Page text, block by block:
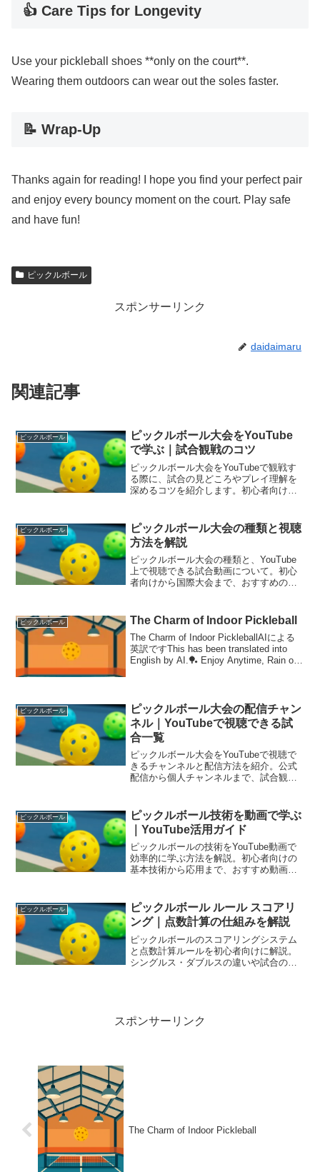
👍 Care Tips for Longevity
Use your pickleball shoes **only on the court**.
Wearing them outdoors can wear out the soles faster.
📝 Wrap-Up
Thanks again for reading! I hope you find your perfect pair
and enjoy every bouncy moment on the court. Play safe
and have fun!
ピックルボール
スポンサーリンク
daidaimaru
関連記事
ピックルボール
ピックルボール大会をYouTube
で学ぶ｜試合観戦のコツ
ピックルボール大会をYouTubeで観戦す
る際に、試合の見どころやプレイ理解を
深めるコツを紹介します。初心者向けの
ピックルボール
ピックルボール大会の種類と視聴
方法を解説
ピックルボール大会の種類と、YouTube
上で視聴できる試合動画について。初心
者向けから国際大会まで、おすすめの動
ピックルボール The Charm of Indoor Pickleball
The Charm of Indoor PickleballAIによる
英訳ですThis has been translated into
English by AI.🏓 Enjoy Anytime, Rain or
ピックルボール
ピックルボール大会の配信チャン
ネル｜YouTubeで視聴できる試
合一覧
ピックルボール大会をYouTubeで視聴で
きるチャンネルと配信方法を紹介。公式
配信から個人チャンネルまで、試合観戦
ピックルボール
ピックルボール技術を動画で学ぶ
｜YouTube活用ガイド
ピックルボールの技術をYouTube動画で
効率的に学ぶ方法を解説。初心者向けの
基本技術から応用まで、おすすめ動画活
ピックルボール
ピックルボール ルール スコアリ
ング｜点数計算の仕組みを解説
ピックルボールのスコアリングシステム
と点数計算ルールを初心者向けに解説。
シングルス・ダブルスの違いや試合の流
スポンサーリンク
The Charm of Indoor Pickleball